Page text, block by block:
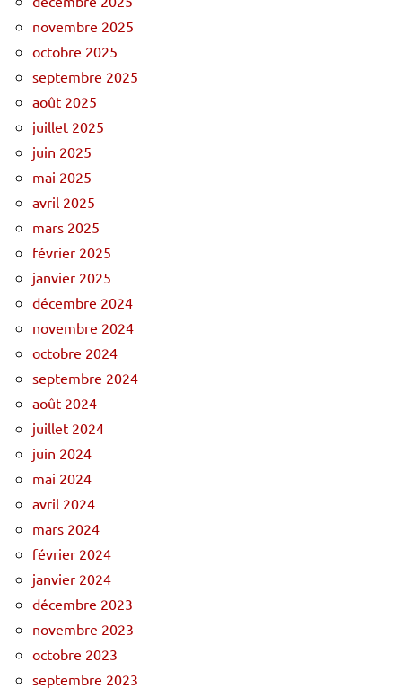
novembre 2025
octobre 2025
septembre 2025
août 2025
juillet 2025
juin 2025
mai 2025
avril 2025
mars 2025
février 2025
janvier 2025
décembre 2024
novembre 2024
octobre 2024
septembre 2024
août 2024
juillet 2024
juin 2024
mai 2024
avril 2024
mars 2024
février 2024
janvier 2024
décembre 2023
novembre 2023
octobre 2023
septembre 2023